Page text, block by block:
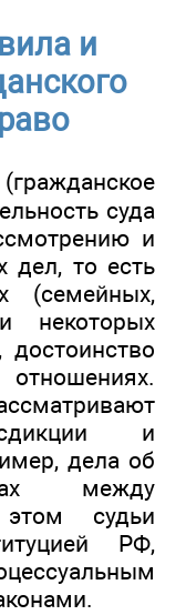
и
суда
и
дел, то есть
(семейных,
достоинство
и
дела об
между
судьи
РФ,